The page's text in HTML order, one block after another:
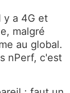
y a 4G et
malgré
au global.
nPerf, c'est